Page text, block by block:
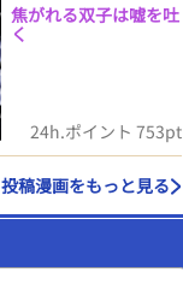
焦がれる双子は嘘を吐
く
24h.ポイント 753pt
投稿漫画をもっと見る